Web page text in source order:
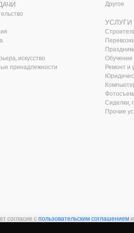
искусство
принадлежности
Другое
УСЛУГИ
Обучение
Ремонт и
Сиделки,
Прочие
согласие с пользовательским соглашением и